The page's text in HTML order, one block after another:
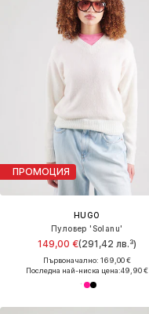
ПРОМОЦИЯ
HUGO
Пуловер 'Solanu'
149,00 €(291,42 лв.³)
Първоначално: 169,00 €
Последна най-ниска цена:49,90 €